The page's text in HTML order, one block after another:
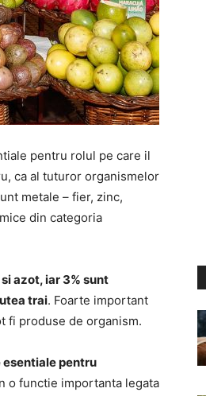
pentru rolul pe care il
ca al tuturor organismelor
metale – fier, zinc,
din categoria
azot, iar 3% sunt
trai. Foarte important
fi produse de organism.
pentru
o functie importanta legata